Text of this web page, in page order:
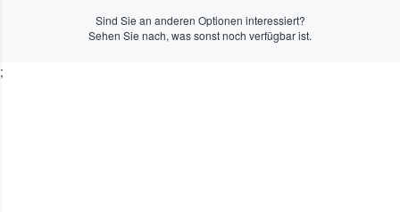
Sind Sie an anderen Optionen interessiert?
Sehen Sie nach, was sonst noch verfügbar ist.
;